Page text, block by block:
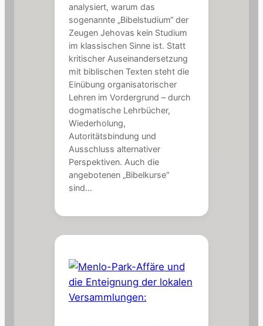
analysiert, warum das
sogenannte „Bibelstudium“ der
Zeugen Jehovas kein Studium
im klassischen Sinne ist. Statt
kritischer Auseinandersetzung
mit biblischen Texten steht die
Einübung organisatorischer
Lehren im Vordergrund – durch
dogmatische Lehrbücher,
Wiederholung,
Autoritätsbindung und
Ausschluss alternativer
Perspektiven. Auch die
angebotenen „Bibelkurse“
sind…